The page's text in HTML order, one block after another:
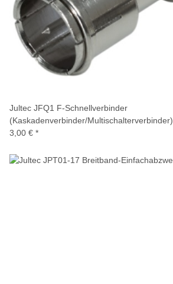
Jultec JFQ1 F-Schnellverbinder
(Kaskadenverbinder/Multischalterverbinder)
3,00 € *